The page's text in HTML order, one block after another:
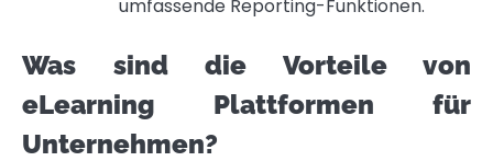
umfassende Reporting-Funktionen.
Was sind die Vorteile von
eLearning Plattformen für
Unternehmen?